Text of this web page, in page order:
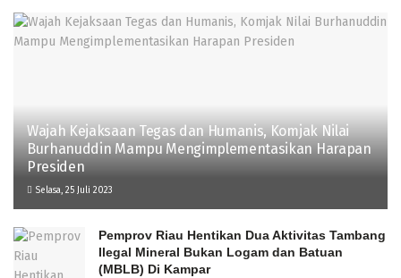
Wajah Kejaksaan Tegas dan Humanis, Komjak Nilai
Burhanuddin Mampu Mengimplementasikan Harapan
Presiden
Selasa, 25 Juli 2023
Pemprov Riau Hentikan Dua Aktivitas Tambang
Ilegal Mineral Bukan Logam dan Batuan
(MBLB) Di Kampar